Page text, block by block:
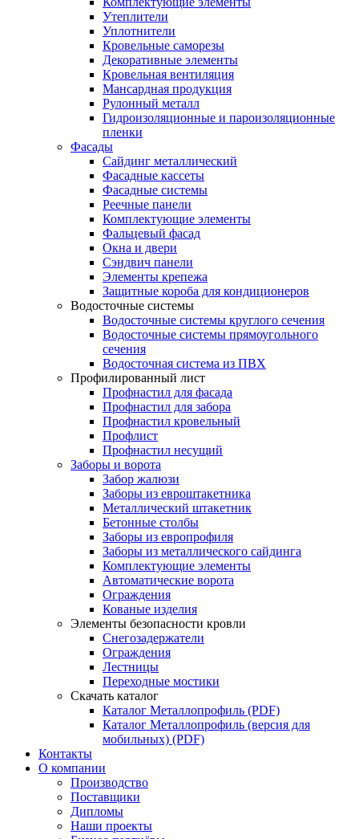
Утеплители
Уплотнители
Кровельные саморезы
Декоративные элементы
Кровельная вентиляция
Мансардная продукция
Рулонный металл
Гидроизоляционные и пароизоляционные
пленки
Фасады
Сайдинг металлический
Фасадные кассеты
Фасадные системы
Реечные панели
Комплектующие элементы
Фальцевый фасад
Окна и двери
Сэндвич панели
Элементы крепежа
Защитные короба для кондиционеров
Водосточные системы
Водосточные системы круглого сечения
Водосточные системы прямоугольного
сечения
Водосточная система из ПВХ
Профилированный лист
Профнастил для фасада
Профнастил для забора
Профнастил кровельный
Профлист
Профнастил несущий
Заборы и ворота
Забор жалюзи
Заборы из евроштакетника
Металлический штакетник
Бетонные столбы
Заборы из европрофиля
Заборы из металлического сайдинга
Комплектующие элементы
Автоматические ворота
Ограждения
Кованые изделия
Элементы безопасности кровли
Снегозадержатели
Ограждения
Лестницы
Переходные мостики
Скачать каталог
Каталог Металлопрофиль (PDF)
Каталог Металлопрофиль (версия для
мобильных) (PDF)
Контакты
О компании
Производство
Поставщики
Дипломы
Наши проекты